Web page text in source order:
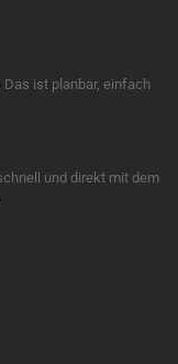
ist planbar, einfach
und direkt mit dem